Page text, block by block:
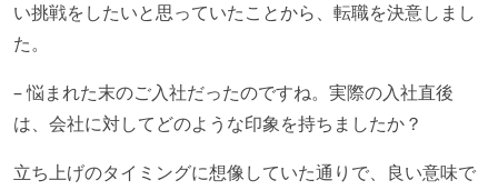
い挑戦をしたいと思っていたことから、転職を決意しまし
た。
– 悩まれた末のご入社だったのですね。実際の入社直後
は、会社に対してどのような印象を持ちましたか？
立ち上げのタイミングに想像していた通りで、良い意味で